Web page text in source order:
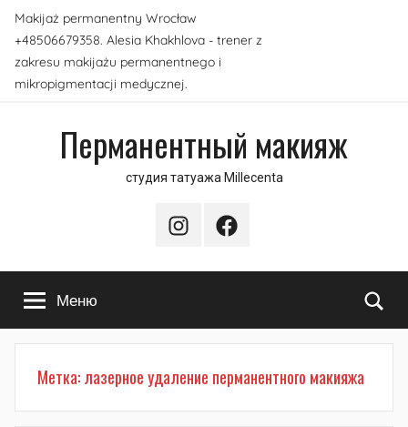
Перейти
содержимому
Makijaż permanentny Wrocław
+48506679358. Alesia Khakhlova - trener z
zakresu makijażu permanentnego i
mikropigmentacji medycznej.
Перманентный макияж
студия татуажа Millecenta
InstagramFacebook
Меню
Метка:лазерное удаление перманентного макияжа